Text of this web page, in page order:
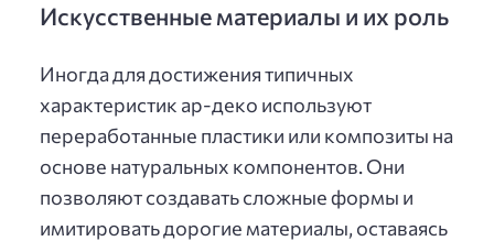
Искусственные материалы и их роль
Иногда для достижения типичных
характеристик ар-деко используют
переработанные пластики или композиты на
основе натуральных компонентов. Они
позволяют создавать сложные формы и
имитировать дорогие материалы, оставаясь